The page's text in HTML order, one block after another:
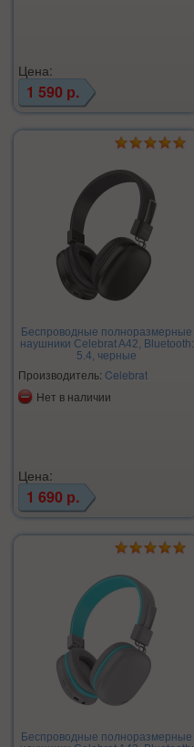
Цена:
1 590 р.
Беспроводные полноразмерные
наушники Celebrat A42, Bluetooth:
5.4, черные
Производитель: Celebrat
Нет в наличии
Цена:
1 690 р.
Беспроводные полноразмерные